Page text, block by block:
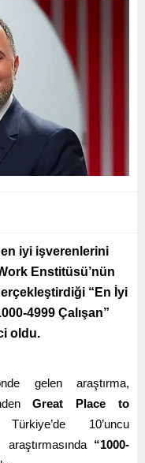
iyi işverenlerini
Enstitüsü’nün
“En İyi
4999 Çalışan”
oldu.
gelen araştırma,
Great Place to
10’uncu
araştırmasında “1000-